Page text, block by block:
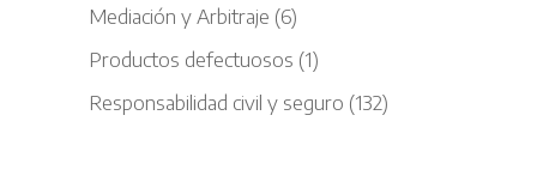
Mediación y Arbitraje (6)
Productos defectuosos (1)
Responsabilidad civil y seguro (132)